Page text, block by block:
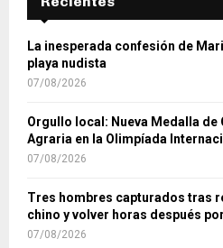
La inesperada confesión de
playa nudista
07/08/2026
Orgullo local: Nueva Medalla de
Agraria en la Olimpíada
07/08/2026
Tres hombres capturados tras
chino y volver horas después
07/08/2026